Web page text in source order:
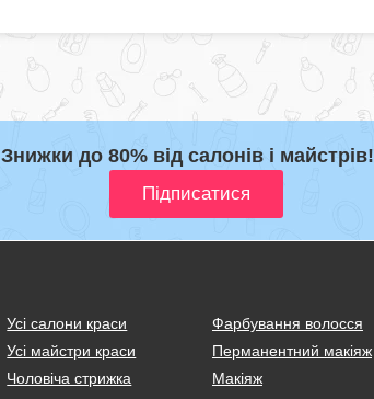
Знижки до 80% від салонів і майстрів!
Усі салони краси
Усі майстри краси
Чоловіча стрижка
Фарбування волосся
Перманентний макіяж
Макіяж